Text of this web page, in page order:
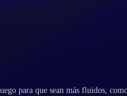
para que sean más fluidos,